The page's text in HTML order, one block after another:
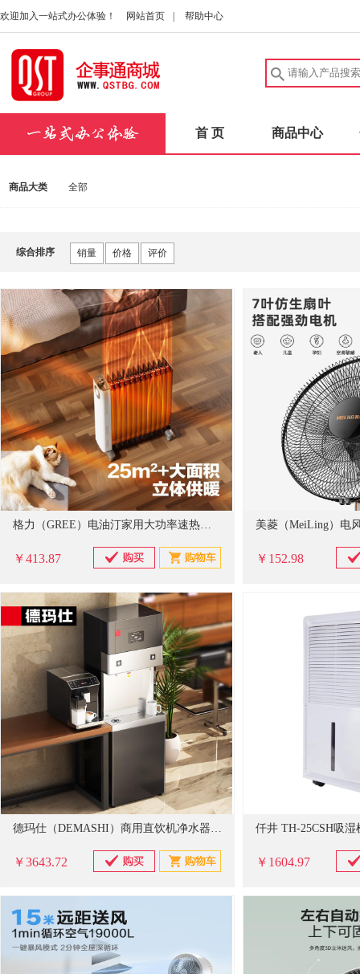
欢迎加入一站式办公体验！ 网站首页 帮助中心
首 页 商品中心
商品大类 全部
综合排序 销量 价格 评价
格力（GREE）电油汀家用大功率速热电暖器立式加宽13片油汀片加湿加热电暖气片防烫干衣电热取暖机 NDY23-X6022
￥413.87 ￥152.98
德玛仕（DEMASHI）商用直饮机净水器学校单位办公室商用开水器直饮水机商用净化过滤饮水机GK-60L/KS-27L-60L双开水
￥3643.72
仟井 TH-25CSH吸
￥1604.97